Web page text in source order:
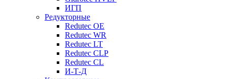
ИГП
Редукторные
Redutec OE
Redutec WR
Redutec LT
Redutec CLP
Redutec CL
И-Т-Д